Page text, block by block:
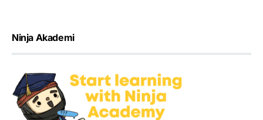
Ninja Akademi